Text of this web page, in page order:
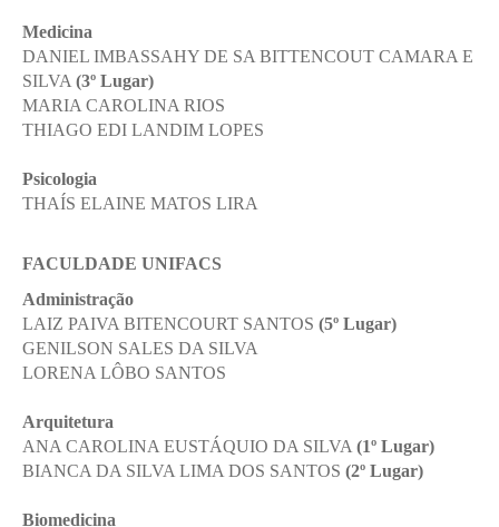
Medicina
DANIEL IMBASSAHY DE SA BITTENCOUT CAMARA E
SILVA (3º Lugar)
MARIA CAROLINA RIOS
THIAGO EDI LANDIM LOPES
Psicologia
THAÍS ELAINE MATOS LIRA
FACULDADE UNIFACS
Administração
LAIZ PAIVA BITENCOURT SANTOS (5º Lugar)
GENILSON SALES DA SILVA
LORENA LÔBO SANTOS
Arquitetura
ANA CAROLINA EUSTÁQUIO DA SILVA (1º Lugar)
BIANCA DA SILVA LIMA DOS SANTOS (2º Lugar)
Biomedicina